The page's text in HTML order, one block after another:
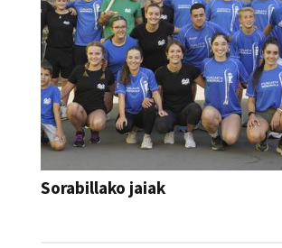
Sorabillako jaiak